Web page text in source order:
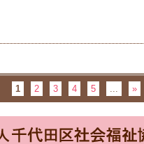
1 2 3 4 5 ... »